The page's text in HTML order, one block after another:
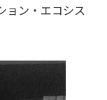
ョン・エコシス